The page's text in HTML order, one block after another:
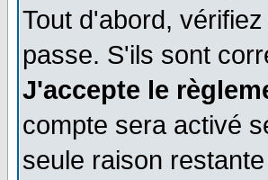
Tout d'abord,
passe. S'ils sont
J'accepte le
compte sera activé
seule raison